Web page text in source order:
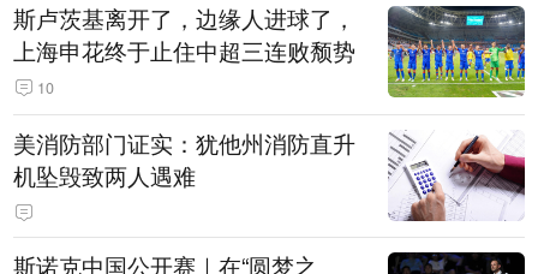
斯卢茨基离开了，边缘人进球了，
上海申花终于止住中超三连败颓势
10
美消防部门证实：犹他州消防直升
机坠毁致两人遇难
斯诺克中国公开赛｜在“圆梦之